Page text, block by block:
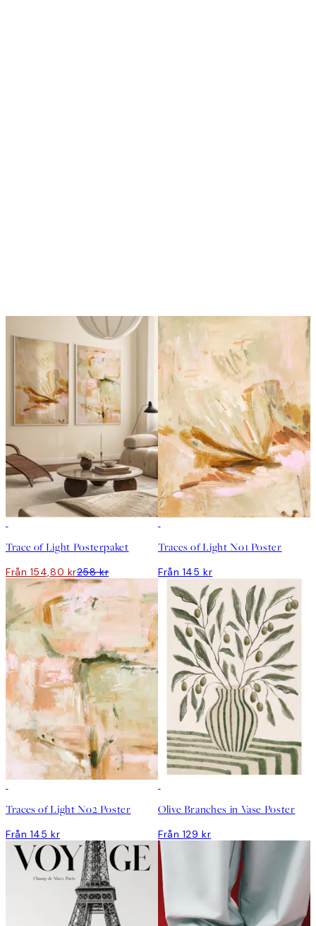
Trace of Light Posterpaket
Från 154,80 kr258 kr
Traces of Light No1 Poster
Från 145 kr
Traces of Light No2 Poster
Från 145 kr
Olive Branches in Vase Poster
Från 129 kr